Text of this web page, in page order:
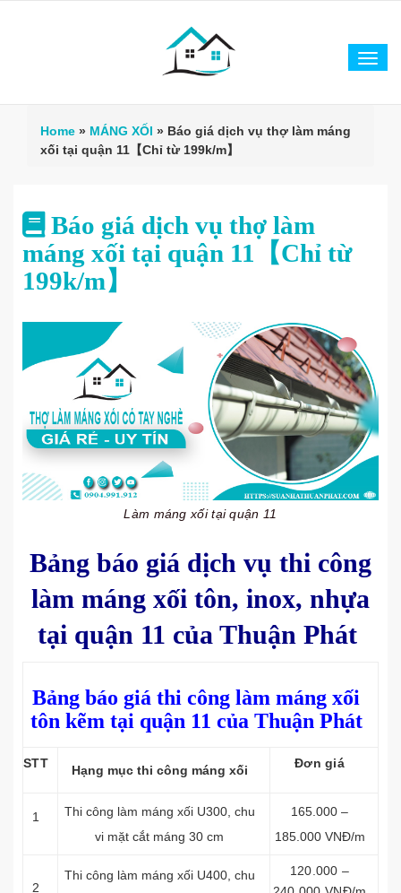
Home » MÁNG XỐI » Báo giá dịch vụ thợ làm máng
xối tại quận 11【Chỉ từ 199k/m】
Báo giá dịch vụ thợ làm
máng xối tại quận 11【Chỉ từ
199k/m】
Làm máng xối tại quận 11
Bảng báo giá dịch vụ thi công
làm máng xối tôn, inox, nhựa
tại quận 11 của Thuận Phát
Bảng báo giá thi công làm máng xối
tôn kẽm tại quận 11 của Thuận Phát
STT Hạng mục thi công máng xối Đơn giá
1 Thi công làm máng xối U300, chu
vi mặt cắt máng 30 cm
165.000 –
185.000 VNĐ/m
2
Thi công làm máng xối U400, chu
120.000 –